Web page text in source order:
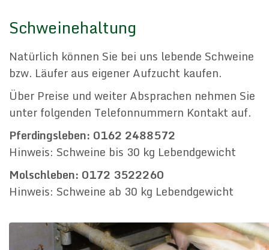
Schweinehaltung
Natürlich können Sie bei uns lebende Schweine
bzw. Läufer aus eigener Aufzucht kaufen.
Über Preise und weiter Absprachen nehmen Sie
unter folgenden Telefonnummern Kontakt auf.
Pferdingsleben: 0162 2488572
Hinweis: Schweine bis 30 kg Lebendgewicht
Molschleben: 0172 3522260
Hinweis: Schweine ab 30 kg Lebendgewicht